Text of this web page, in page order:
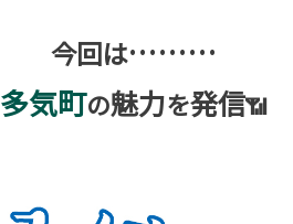
今回は………
多気町の魅力を発信📶